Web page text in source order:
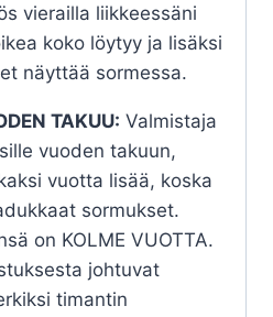
vierailla liikkeessäni
koko löytyy ja lisäksi
näyttää sormessa.
TAKUU: Valmistaja
vuoden takuun,
vuotta lisää, koska
sormukset.
on KOLME VUOTTA.
johtuvat
timantin